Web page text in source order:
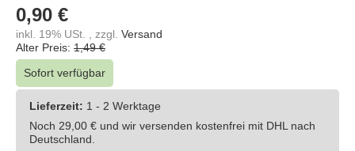
0,90 €
inkl. 19% USt. , zzgl. Versand
Alter Preis: 1,49 €
Sofort verfügbar
Lieferzeit: 1 - 2 Werktage
Noch 29,00 € und wir versenden kostenfrei mit DHL nach
Deutschland.